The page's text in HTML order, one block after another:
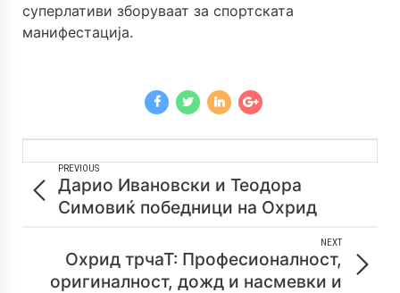
суперлативи зборуваат за спортската
манифестација.
PREVIOUS
Дарио Ивановски и Теодора
Симовиќ победници на Охрид
NEXT
Охрид трчаТ: Професионалност,
оригиналност, дожд и насмевки и